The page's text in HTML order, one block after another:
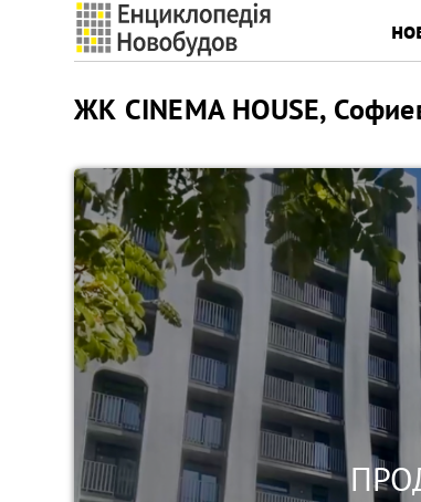
ЖК CINEMA HOUSE,